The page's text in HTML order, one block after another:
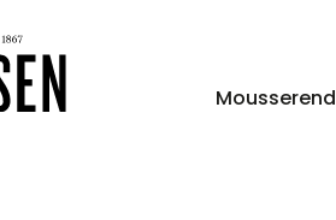
Mousserend